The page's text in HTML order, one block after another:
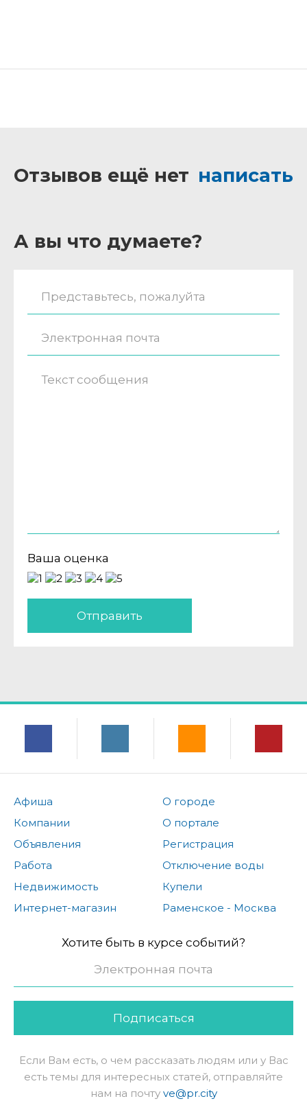
Отзывов ещё нет написать
А вы что думаете?
Ваша оценка
Отправить
Афиша
Компании
Объявления
Работа
Недвижимость
Интернет-магазин
О городе
О портале
Регистрация
Отключение воды
Купели
Раменское - Москва
Хотите быть в курсе событий?
Подписаться
Если Вам есть, о чем рассказать людям или у Вас
есть темы для интересных статей, отправляйте
нам на почту ve@pr.city